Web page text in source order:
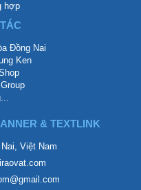
hợp
Đồng Nai
Ken
& TEXTLINK
Việt Nam